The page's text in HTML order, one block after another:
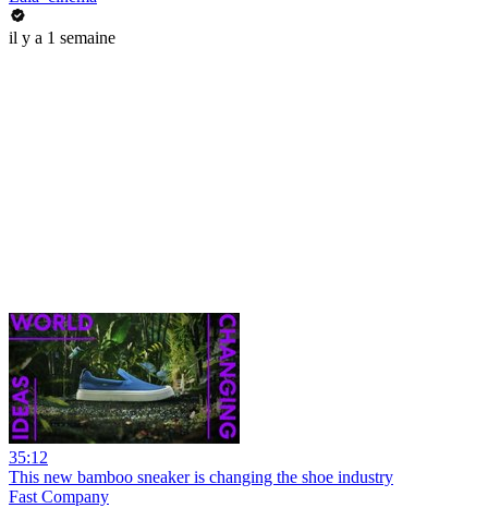
il y a 1 semaine
35:12
This new bamboo sneaker is changing the shoe industry
Fast Company